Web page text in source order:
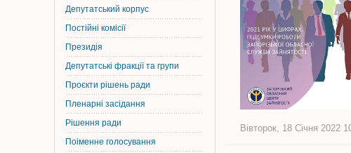
Депутатський корпус
Постiйнi комiсiї
Президія
Депутатські фракції та групи
Проєкти рішень ради
Пленарні засідання
Рішення ради
Поіменне голосування
Вівторок, 18 Січня 2022